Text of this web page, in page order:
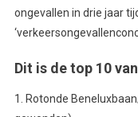
ongevallen in drie jaar
Dit is de top 10
1. Rotonde